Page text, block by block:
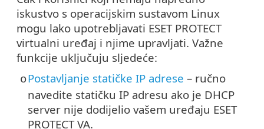
iskustvo s operacijskim sustavom Linux
mogu lako upotrebljavati ESET PROTECT
virtualni uređaj i njime upravljati. Važne
funkcije uključuju sljedeće:
oPostavljanje statičke IP adrese – ručno
navedite statičku IP adresu ako je DHCP
server nije dodijelio vašem uređaju ESET
PROTECT VA.